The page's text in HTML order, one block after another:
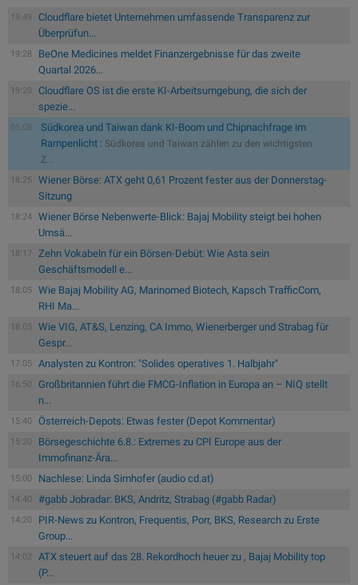
19:49
Cloudflare bietet Unternehmen umfassende Transparenz zur
Überprüfun...
19:28
BeOne Medicines meldet Finanzergebnisse für das zweite
Quartal 2026...
19:20
Cloudflare OS ist die erste KI-Arbeitsumgebung, die sich der
spezie...
05.08.
Südkorea und Taiwan dank KI-Boom und Chipnachfrage im
Rampenlicht : Südkorea und Taiwan zählen zu den wichtigsten
Z...
18:25
Wiener Börse: ATX geht 0,61 Prozent fester aus der Donnerstag-
Sitzung
18:24
Wiener Börse Nebenwerte-Blick: Bajaj Mobility steigt bei hohen
Umsä...
18:17
Zehn Vokabeln für ein Börsen-Debüt: Wie Asta sein
Geschäftsmodell e...
18:05
Wie Bajaj Mobility AG, Marinomed Biotech, Kapsch TrafficCom,
RHI Ma...
18:05
Wie VIG, AT&S, Lenzing, CA Immo, Wienerberger und Strabag für
Gespr...
17:05 Analysten zu Kontron: "Solides operatives 1. Halbjahr"
16:50
Großbritannien führt die FMCG-Inflation in Europa an – NIQ stellt
n...
15:40 Österreich-Depots: Etwas fester (Depot Kommentar)
15:20
Börsegeschichte 6.8.: Extremes zu CPI Europe aus der
Immofinanz-Ära...
15:00 Nachlese: Linda Simhofer (audio cd.at)
14:40 #gabb Jobradar: BKS, Andritz, Strabag (#gabb Radar)
14:20
PIR-News zu Kontron, Frequentis, Porr, BKS, Research zu Erste
Group...
14:02
ATX steuert auf das 28. Rekordhoch heuer zu , Bajaj Mobility top
(P...